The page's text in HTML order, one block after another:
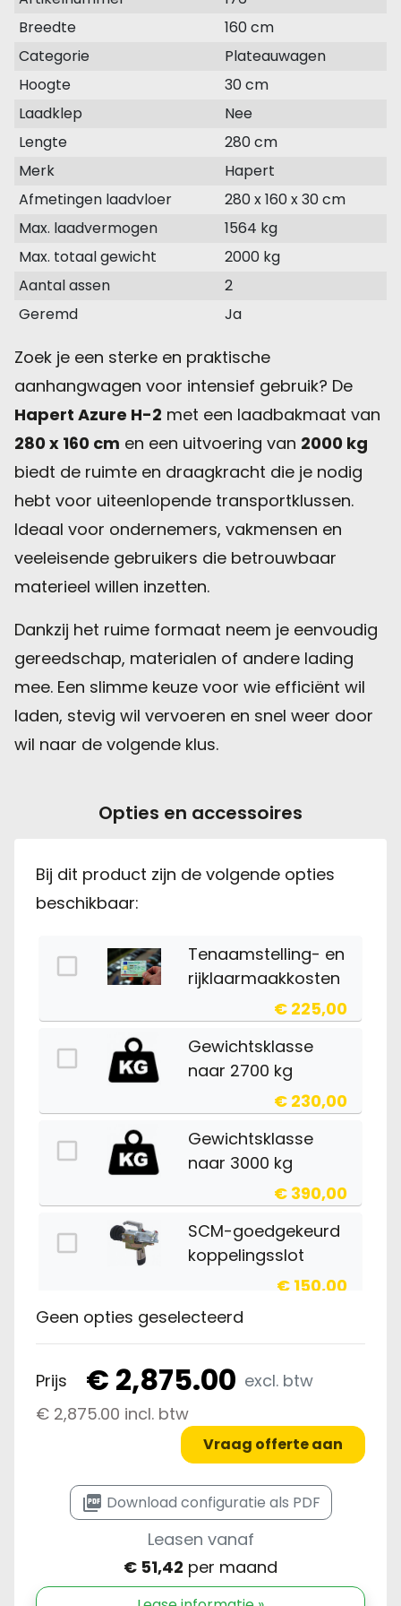
Breedte
160 cm
Categorie
Plateauwagen
Hoogte
30 cm
Laadklep
Nee
Lengte
280 cm
Merk
Hapert
Afmetingen laadvloer
280 x 160 x 30 cm
Max. laadvermogen
1564 kg
Max. totaal gewicht
2000 kg
Aantal assen
2
Geremd
Ja
Zoek je een sterke en praktische
aanhangwagen voor intensief gebruik? De
Hapert Azure H-2 met een laadbakmaat van
280 x 160 cm en een uitvoering van 2000 kg
biedt de ruimte en draagkracht die je nodig
hebt voor uiteenlopende transportklussen.
Ideaal voor ondernemers, vakmensen en
veeleisende gebruikers die betrouwbaar
materieel willen inzetten.
Dankzij het ruime formaat neem je eenvoudig
gereedschap, materialen of andere lading
mee. Een slimme keuze voor wie efficiënt wil
laden, stevig wil vervoeren en snel weer door
wil naar de volgende klus.
Opties en accessoires
Bij dit product zijn de volgende opties
beschikbaar:
Tenaamstelling- en
rijklaarmaakkosten
€ 225,00
Gewichtsklasse
naar 2700 kg
€ 230,00
Gewichtsklasse
naar 3000 kg
€ 390,00
SCM-goedgekeurd
koppelingsslot
€ 150,00
Oprijpakket
2 aluminium
oprijbalken, 2
verstelbare
€ 1.014,00
Bindhaken
buitenkant rondom
€ 45,00
Reservewiel onder
gemonteerd
Geen opties geselecteerd
Prijs € 2,875.00 excl. btw
€ 2,875.00 incl. btw
Vraag offerte aan
picture_as_pdf Download configuratie als PDF
Leasen vanaf
€ 51,42 per maand